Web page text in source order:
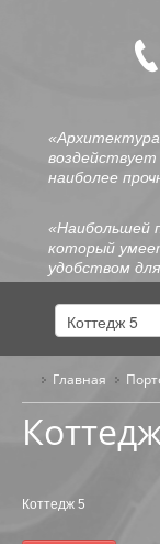
воздействует
наиболее
«Наибольшей
который
удобством
Главная
Коттедж 5